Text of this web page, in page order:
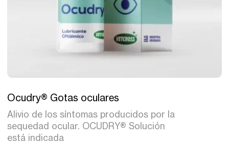
Tratamiento
Ocudry® Gotas oculares
Alivio de los síntomas producidos por la
sequedad ocular. OCUDRY® Solución
está indicada